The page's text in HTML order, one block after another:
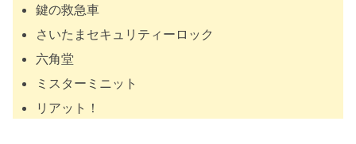
鍵の救急車
さいたまセキュリティーロック
六角堂
ミスターミニット
リアット！